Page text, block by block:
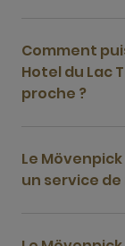
Comment
Hotel du Lac
proche ?
Le
un service